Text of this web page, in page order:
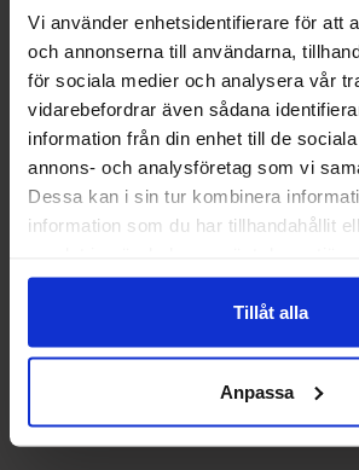
Vi använder enhetsidentifierare för att
och annonserna till användarna,
för sociala medier och analysera vår
vidarebefordrar även sådana
information från din enhet till de
annons- och analysföretag som vi
Dessa kan i sin tur kombinera
information som du har tillhandahållit
Tillåt alla
Anpassa
Zed Mammouth Jawbreakers 82g
Køb